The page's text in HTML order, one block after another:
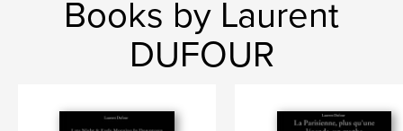
Books by Laurent
DUFOUR